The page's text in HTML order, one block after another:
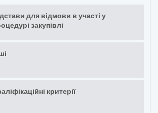
для відмови в участі у
закупівлі
критерії